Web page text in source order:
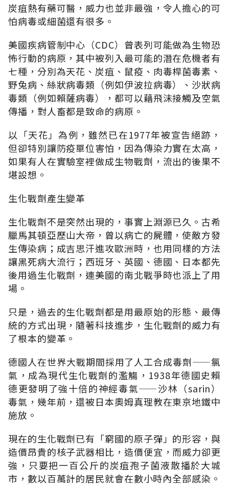
炭疽熱有藥可醫，威力也並非最強，令人擔心的可
怕病毒或細菌還有很多。
美國疾病管制中心（CDC）曾表列可能做為生物恐
怖行動的病原，其中被列入最可能的潛在危機者有
七種，分別為天花、炭疽、鼠疫、肉毒桿菌毒素、
野兔病、絲狀病毒類（例如伊波拉病毒）、沙狀病
毒類（例如賴薩病毒），都可以藉飛沫接觸及空氣
傳播，對人畜都是致命的病原。
以「天花」為例，雖然已在1977年被宣告絕跡，
但卻特別讓防疫單位害怕，因為傳染力實在太高，
如果有人在實驗室裡做成生物戰劑，流出的後果不
堪設想。
生化戰劑產生變革
生化戰劑不是突然出現的，事實上淵源已久。古希
臘馬其頓亞歷山大帝，曾以病亡的屍體，使敵方發
生傳染病；成吉思汗進攻歐洲時，也用同樣的方法
讓黑死病大流行；西班牙、英國、德國、日本都先
後用過生化戰劑，連美國的南北戰爭時也派上了用
場。
只是，過去的生化戰劑都是用最原始的形態、最傳
統的方式出現，隨著科技進步，生化戰劑的威力有
了根本的變革。
德國人在世界大戰期間採用了人工合成毒劑——氯
氣，成為現代生化戰劑的濫觴，1938年德國史賴
德更發明了強十倍的神經毒氣——沙林（sarin）
毒氣，幾年前，還被日本奧姆真理教在東京地鐵中
施放。
現在的生化戰劑已有「窮國的原子彈」的形容，與
造價昂貴的核子武器相比，造價便宜，而威力卻更
強，只要把一百公斤的炭疽孢子菌液散播於大城
市，數以百萬計的居民就會在數小時內全部感染。